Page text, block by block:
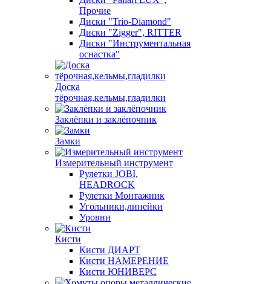
Прочие
Диски "Trio-Diamond"
Диски "Zigger", RITTER
Диски "Инструментальная
оснастка"
Доска
тёрочная,кельмы,гладилки
Заклёпки и заклёпочник
Замки
Измерительный инструмент
Рулетки JOBI,
HEADROCK
Рулетки Монтажник
Угольники,линейки
Уровни
Кисти
Кисти ДИАРТ
Кисти НАМЕРЕНИЕ
Кисти ЮНИВЕРС